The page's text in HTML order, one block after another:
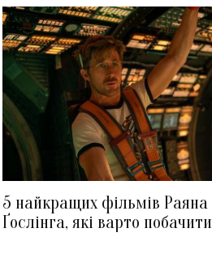
5 найкращих фільмів Раяна
Ґослінга, які варто побачити